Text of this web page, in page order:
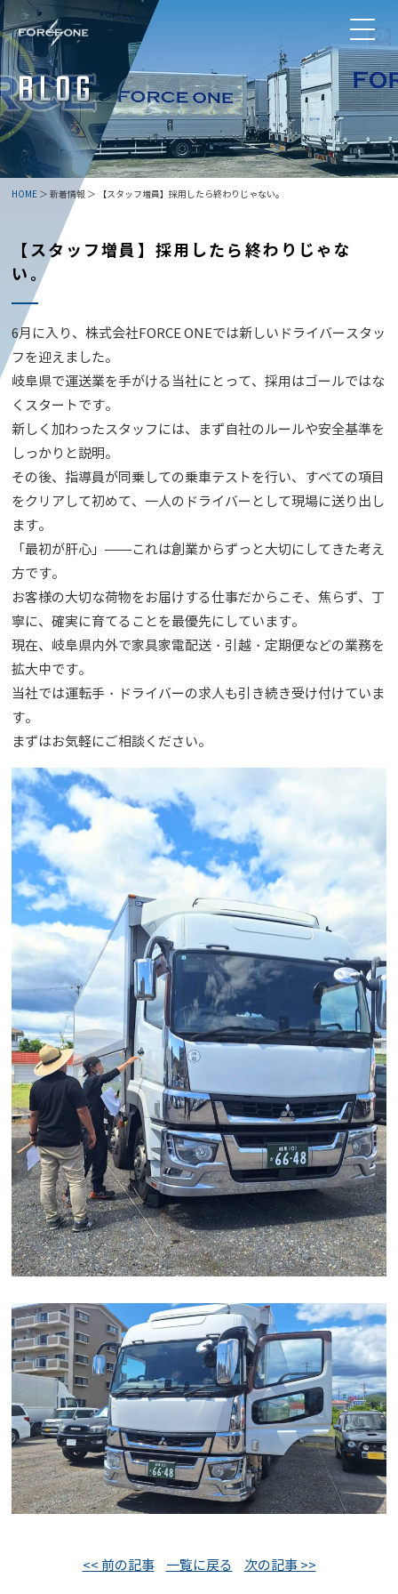
HOME ＞ 新着情報 ＞ 【スタッフ増員】採用したら終わりじゃない。
【スタッフ増員】採用したら終わりじゃな
い。
6月に入り、株式会社FORCE ONEでは新しいドライバースタッ
フを迎えました。
岐阜県で運送業を手がける当社にとって、採用はゴールではな
くスタートです。
新しく加わったスタッフには、まず自社のルールや安全基準を
しっかりと説明。
その後、指導員が同乗しての乗車テストを行い、すべての項目
をクリアして初めて、一人のドライバーとして現場に送り出し
ます。
「最初が肝心」——これは創業からずっと大切にしてきた考え
方です。
お客様の大切な荷物をお届けする仕事だからこそ、焦らず、丁
寧に、確実に育てることを最優先にしています。
現在、岐阜県内外で家具家電配送・引越・定期便などの業務を
拡大中です。
当社では運転手・ドライバーの求人も引き続き受け付けていま
す。
まずはお気軽にご相談ください。
<< 前の記事 一覧に戻る 次の記事 >>